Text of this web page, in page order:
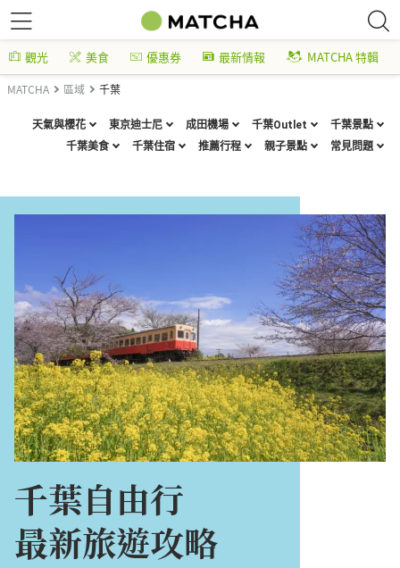
觀光 美食 優惠券 最新情報 MATCHA 特輯
MATCHA 區域 千葉
天氣與櫻花 東京迪士尼 成田機場 千葉Outlet
千葉景點
千葉美食
千葉住宿 推薦行程 親子景點 常見問題
千葉自由行
最新旅遊攻略